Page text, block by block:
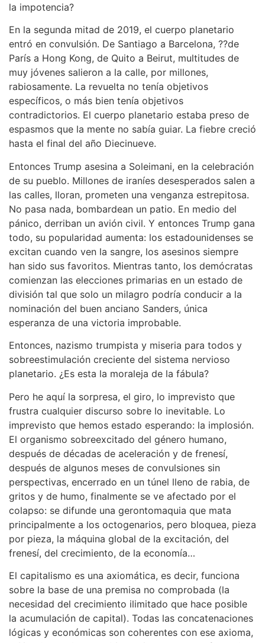
la impotencia?
En la segunda mitad de 2019, el cuerpo planetario
entró en convulsión. De Santiago a Barcelona, ??de
París a Hong Kong, de Quito a Beirut, multitudes de
muy jóvenes salieron a la calle, por millones,
rabiosamente. La revuelta no tenía objetivos
específicos, o más bien tenía objetivos
contradictorios. El cuerpo planetario estaba preso de
espasmos que la mente no sabía guiar. La fiebre creció
hasta el final del año Diecinueve.
Entonces Trump asesina a Soleimani, en la celebración
de su pueblo. Millones de iraníes desesperados salen a
las calles, lloran, prometen una venganza estrepitosa.
No pasa nada, bombardean un patio. En medio del
pánico, derriban un avión civil. Y entonces Trump gana
todo, su popularidad aumenta: los estadounidenses se
excitan cuando ven la sangre, los asesinos siempre
han sido sus favoritos. Mientras tanto, los demócratas
comienzan las elecciones primarias en un estado de
división tal que solo un milagro podría conducir a la
nominación del buen anciano Sanders, única
esperanza de una victoria improbable.
Entonces, nazismo trumpista y miseria para todos y
sobreestimulación creciente del sistema nervioso
planetario. ¿Es esta la moraleja de la fábula?
Pero he aquí la sorpresa, el giro, lo imprevisto que
frustra cualquier discurso sobre lo inevitable. Lo
imprevisto que hemos estado esperando: la implosión.
El organismo sobreexcitado del género humano,
después de décadas de aceleración y de frenesí,
después de algunos meses de convulsiones sin
perspectivas, encerrado en un túnel lleno de rabia, de
gritos y de humo, finalmente se ve afectado por el
colapso: se difunde una gerontomaquia que mata
principalmente a los octogenarios, pero bloquea, pieza
por pieza, la máquina global de la excitación, del
frenesí, del crecimiento, de la economía…
El capitalismo es una axiomática, es decir, funciona
sobre la base de una premisa no comprobada (la
necesidad del crecimiento ilimitado que hace posible
la acumulación de capital). Todas las concatenaciones
lógicas y económicas son coherentes con ese axioma,